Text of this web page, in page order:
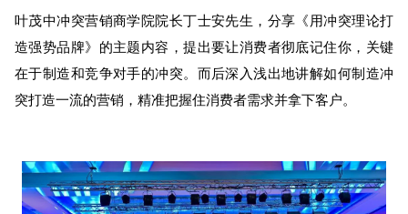
叶茂中冲突营销商学院院长丁士安先生，分享《用冲突理论打
造强势品牌》的主题内容，提出要让消费者彻底记住你，关键
在于制造和竞争对手的冲突。而后深入浅出地讲解如何制造冲
突打造一流的营销，精准把握住消费者需求并拿下客户。